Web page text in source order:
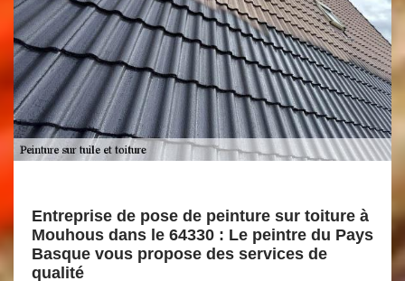
Entreprise de pose de peinture sur toiture à
Mouhous dans le 64330 : Le peintre du Pays
Basque vous propose des services de
qualité